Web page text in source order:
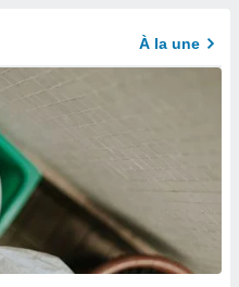
À la une